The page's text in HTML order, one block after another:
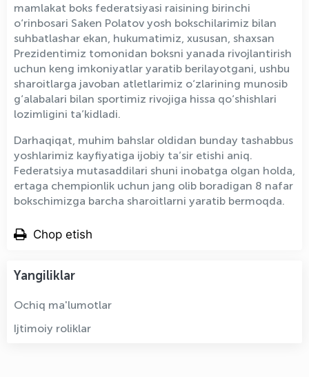
mamlakat boks federatsiyasi raisining birinchi
o‘rinbosari Saken Polatov yosh bokschilarimiz bilan
suhbatlashar ekan, hukumatimiz, xususan, shaxsan
Prezidentimiz tomonidan boksni yanada rivojlantirish
uchun keng imkoniyatlar yaratib berilayotgani, ushbu
sharoitlarga javoban atletlarimiz o‘zlarining munosib
g‘alabalari bilan sportimiz rivojiga hissa qo‘shishlari
lozimligini ta’kidladi.
Darhaqiqat, muhim bahslar oldidan bunday tashabbus
yoshlarimiz kayfiyatiga ijobiy ta’sir etishi aniq.
Federatsiya mutasaddilari shuni inobatga olgan holda,
ertaga chempionlik uchun jang olib boradigan 8 nafar
bokschimizga barcha sharoitlarni yaratib bermoqda.
Chop etish
Yangiliklar
Ochiq ma'lumotlar
Ijtimoiy roliklar